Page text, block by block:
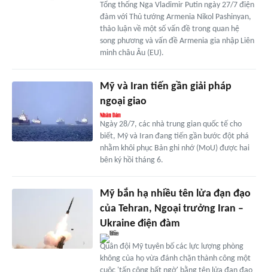
Tổng thống Nga Vladimir Putin ngày 27/7 điện
đàm với Thủ tướng Armenia Nikol Pashinyan,
thảo luận về một số vấn đề trong quan hệ
song phương và vấn đề Armenia gia nhập Liên
minh châu Âu (EU).
Mỹ và Iran tiến gần giải pháp
ngoại giao
Ngày 28/7, các nhà trung gian quốc tế cho
biết, Mỹ và Iran đang tiến gần bước đột phá
nhằm khôi phục Bản ghi nhớ (MoU) được hai
bên ký hồi tháng 6.
Mỹ bắn hạ nhiều tên lửa đạn đạo
của Tehran, Ngoại trưởng Iran –
Ukraine điện đàm
Quân đội Mỹ tuyên bố các lực lượng phòng
không của họ vừa đánh chặn thành công một
cuộc 'tấn công bất ngờ' bằng tên lửa đạn đạo